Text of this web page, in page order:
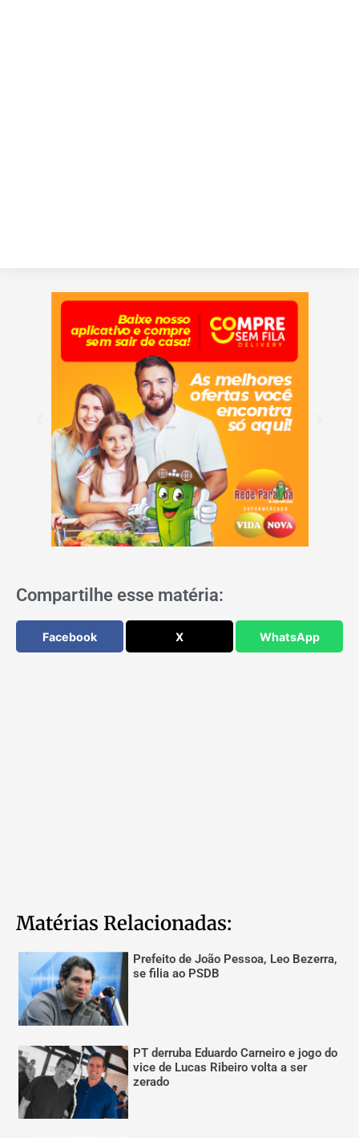
Compartilhe esse matéria:
Facebook X WhatsApp
Matérias Relacionadas:
Prefeito de João Pessoa, Leo Bezerra,
se filia ao PSDB
PT derruba Eduardo Carneiro e jogo do
vice de Lucas Ribeiro volta a ser
zerado